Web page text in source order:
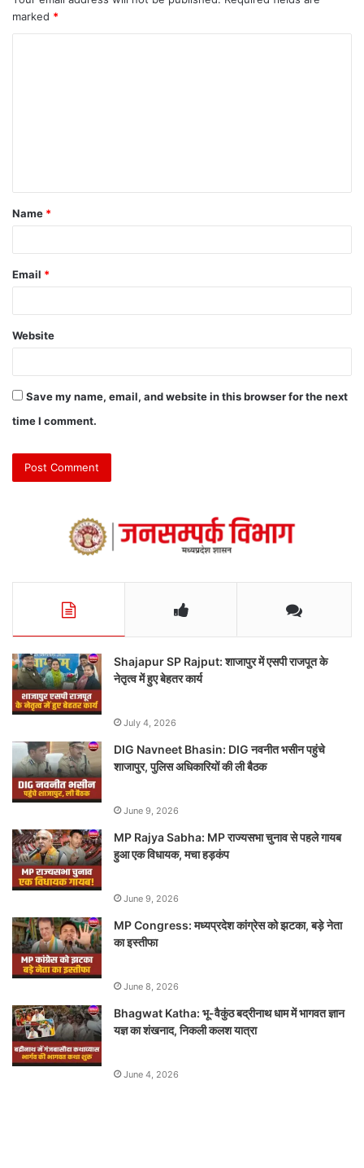
marked *
Name *
Email *
Website
Save my name, email, and website in this browser for the next
time I comment.
Shajapur SP Rajput: शाजापुर में एसपी राजपूत के
नेतृत्व में हुए बेहतर कार्य
July 4, 2026
DIG Navneet Bhasin: DIG नवनीत भसीन पहुंचे
शाजापुर, पुलिस अधिकारियों की ली बैठक
June 9, 2026
MP Rajya Sabha: MP राज्यसभा चुनाव से पहले गायब
हुआ एक विधायक, मचा हड़कंप
June 9, 2026
MP Congress: मध्यप्रदेश कांग्रेस को झटका, बड़े नेता
का इस्तीफा
June 8, 2026
Bhagwat Katha: भू-वैकुंठ बद्रीनाथ धाम में भागवत ज्ञान
यज्ञ का शंखनाद, निकली कलश यात्रा
June 4, 2026